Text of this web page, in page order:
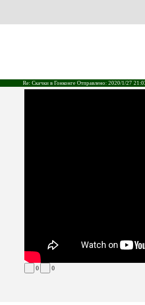
Re: Скачки в Гонконге Отправлено: 2020/1/27
0 0